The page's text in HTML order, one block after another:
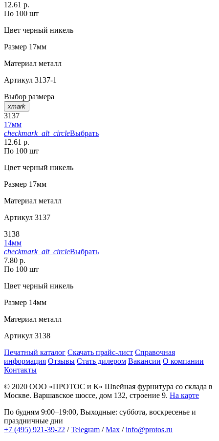
12.61 р.
По 100 шт
Цвет черный никель
Размер 17мм
Материал металл
Артикул 3137-1
Выбор размера
xmark
3137
17мм
checkmark_alt_circleВыбрать
12.61 р.
По 100 шт
Цвет черный никель
Размер 17мм
Материал металл
Артикул 3137
3138
14мм
checkmark_alt_circleВыбрать
7.80 р.
По 100 шт
Цвет черный никель
Размер 14мм
Материал металл
Артикул 3138
Печатный каталог Скачать прайс-лист Справочная
информация Отзывы Стать дилером Вакансии О компании
Контакты
© 2020 ООО «ПРОТОС и К» Швейная фурнитура со склада в
Москве. Варшавское шоссе, дом 132, строение 9. На карте
По будням 9:00–19:00, Выходные: суббота, воскресенье и
праздничные дни
+7 (495) 921-39-22 /Telegram /Max /info@protos.ru